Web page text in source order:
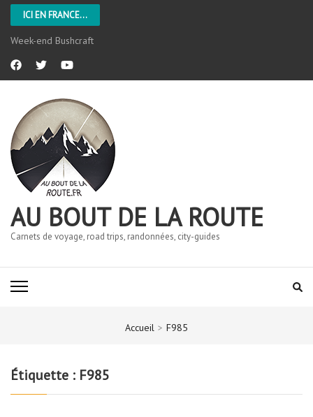
ICI EN FRANCE...
Week-end Bushcraft
AU BOUT DE LA ROUTE
Carnets de voyage, road trips, randonnées, city-guides
Accueil > F985
Étiquette : F985